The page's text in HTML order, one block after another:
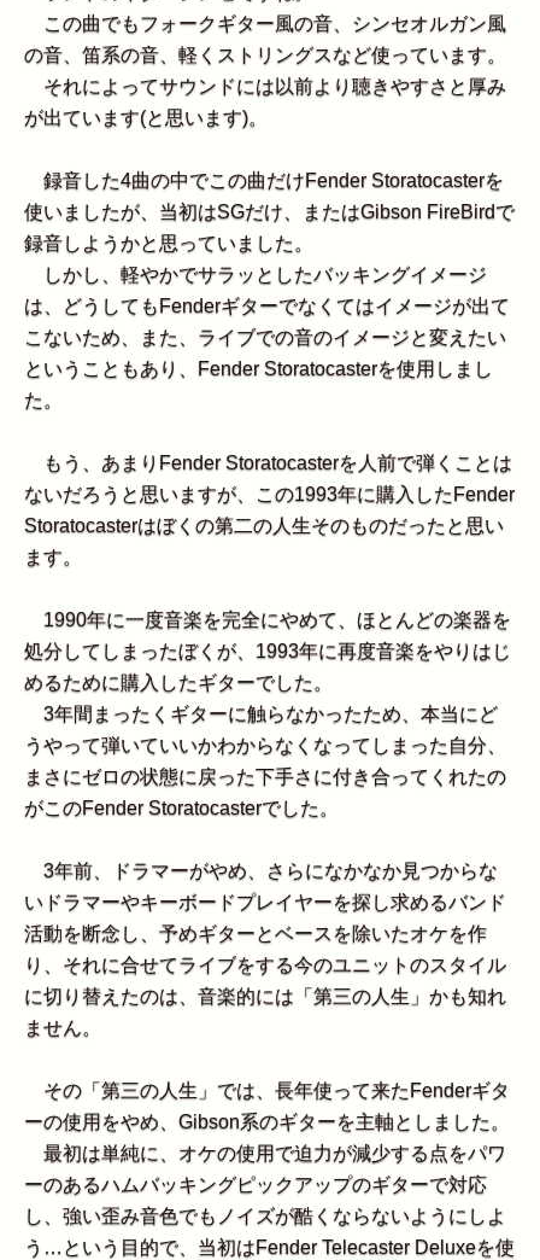
この曲でもフォークギター風の音、シンセオルガン風
の音、笛系の音、軽くストリングスなど使っています。
それによってサウンドには以前より聴きやすさと厚み
が出ています(と思います)。
録音した4曲の中でこの曲だけFender Storatocasterを
使いましたが、当初はSGだけ、またはGibson FireBirdで
録音しようかと思っていました。
しかし、軽やかでサラッとしたバッキングイメージ
は、どうしてもFenderギターでなくてはイメージが出て
こないため、また、ライブでの音のイメージと変えたい
ということもあり、Fender Storatocasterを使用しまし
た。
もう、あまりFender Storatocasterを人前で弾くことは
ないだろうと思いますが、この1993年に購入したFender
Storatocasterはぼくの第二の人生そのものだったと思い
ます。
1990年に一度音楽を完全にやめて、ほとんどの楽器を
処分してしまったぼくが、1993年に再度音楽をやりはじ
めるために購入したギターでした。
3年間まったくギターに触らなかったため、本当にど
うやって弾いていいかわからなくなってしまった自分、
まさにゼロの状態に戻った下手さに付き合ってくれたの
がこのFender Storatocasterでした。
3年前、ドラマーがやめ、さらになかなか見つからな
いドラマーやキーボードプレイヤーを探し求めるバンド
活動を断念し、予めギターとベースを除いたオケを作
り、それに合せてライブをする今のユニットのスタイル
に切り替えたのは、音楽的には「第三の人生」かも知れ
ません。
その「第三の人生」では、長年使って来たFenderギタ
ーの使用をやめ、Gibson系のギターを主軸としました。
最初は単純に、オケの使用で迫力が減少する点をパワ
ーのあるハムバッキングピックアップのギターで対応
し、強い歪み音色でもノイズが酷くならないようにしよ
う…という目的で、当初はFender Telecaster Deluxeを使